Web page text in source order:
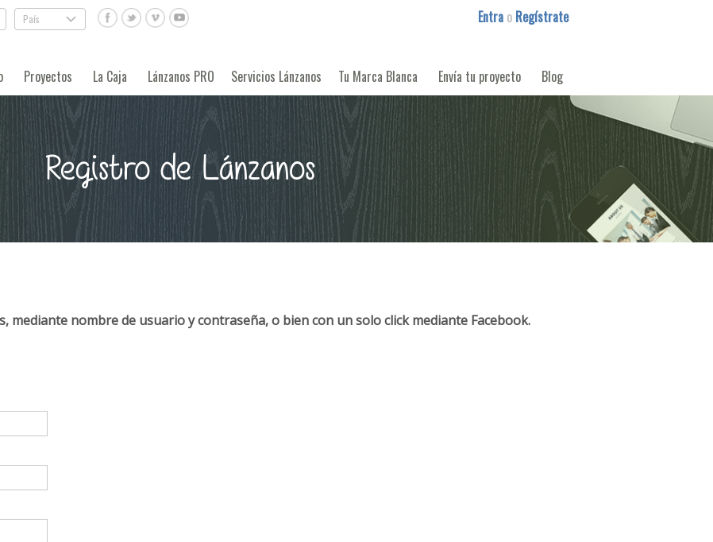
País . Entra o Regístrate
Proyectos La Caja Lánzanos PRO Servicios Lánzanos Tu Marca Blanca Envía tu proyecto Blog
Registro de Lánzanos
mediante nombre de usuario y contraseña, o bien con un solo click mediante Facebook.